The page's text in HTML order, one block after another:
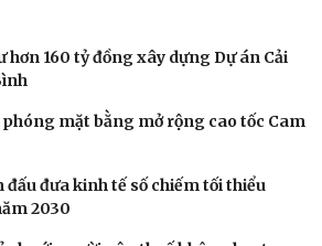
hơn 160 tỷ đồng xây dựng Dự án Cải
mặt bằng mở rộng cao tốc Cam
đấu đưa kinh tế số chiếm tối thiểu
2030